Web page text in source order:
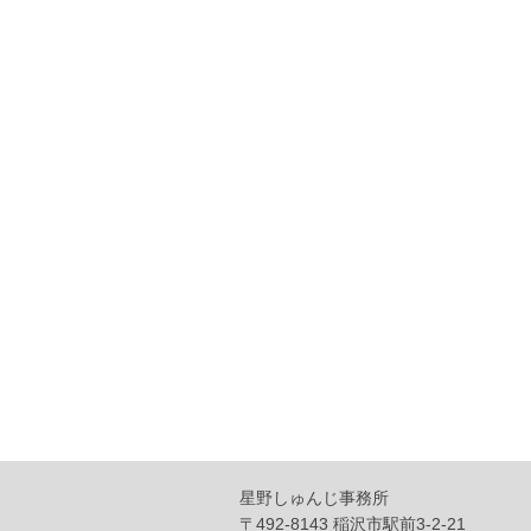
星野しゅんじ事務所
〒492-8143 稲沢市駅前3-2-21